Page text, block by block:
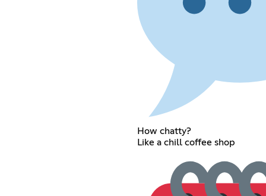
How chatty?
Like a chill coffee shop